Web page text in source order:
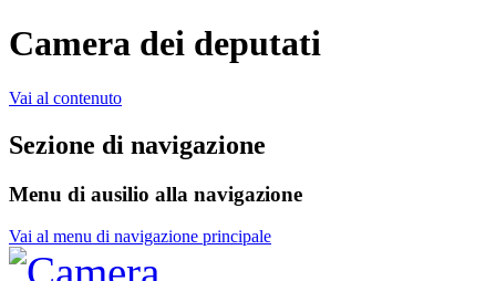
Camera dei deputati
Vai al contenuto
Sezione di navigazione
Menu di ausilio alla navigazione
Vai al menu di navigazione principale